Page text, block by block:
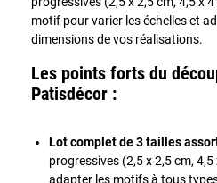
motif pour varier les échelles et
dimensions de vos réalisations.
Les points forts du
Patisdécor :
Lot complet de 3 tailles
progressives (2,5 x 2,5 cm,
adapter les motifs à tous